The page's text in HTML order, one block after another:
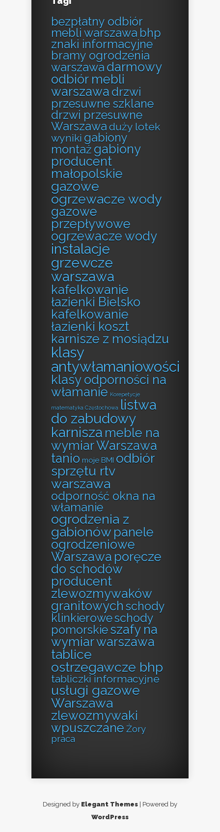
bezpłatny odbiór
mebli warszawa bhp
znaki informacyjne
bramy ogrodzenia
warszawa darmowy
odbiór mebli
warszawa drzwi
przesuwne szklane
drzwi przesuwne
Warszawa duży lotek
wyniki gabiony
montaż gabiony
producent
małopolskie
gazowe
ogrzewacze wody
gazowe
przepływowe
ogrzewacze wody
instalacje
grzewcze
warszawa
kafelkowanie
łazienki Bielsko
kafelkowanie
łazienki koszt
karnisze z mosiądzu
klasy
antywłamaniowości
klasy odporności na
włamanie Korepetycje
matematyka Częstochowa listwa
do zabudowy
karnisza meble na
wymiar Warszawa
tanio moje BMI odbiór
sprzętu rtv
warszawa
odporność okna na
włamanie
ogrodzenia z
gabionów panele
ogrodzeniowe
Warszawa poręcze
do schodów
producent
zlewozmywaków
granitowych schody
klinkieroweschody
pomorskieszafy na
wymiar warszawa
tablice
ostrzegawcze bhp
tabliczki informacyjne
usługi gazowe
Warszawa
zlewozmywaki
wpuszczane Żory
praca
Designed by Elegant Themes | Powered by
WordPress